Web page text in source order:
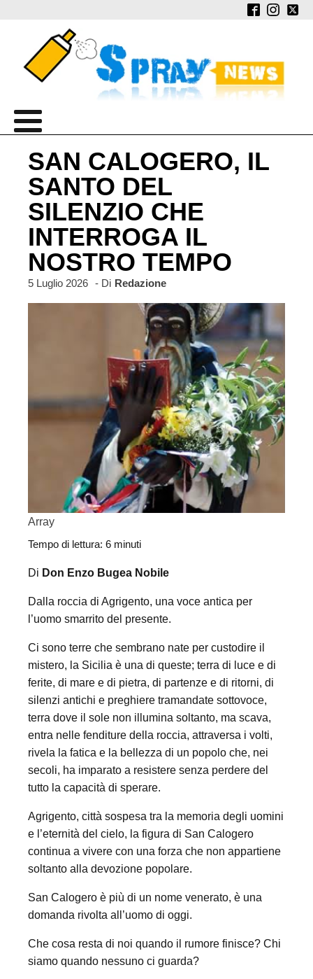
SAN CALOGERO, IL
SANTO DEL
SILENZIO CHE
INTERROGA IL
NOSTRO TEMPO
5 Luglio 2026 - Di Redazione
Array
Tempo di lettura: 6 minuti
Di Don Enzo Bugea Nobile
Dalla roccia di Agrigento, una voce antica per
l’uomo smarrito del presente.
Ci sono terre che sembrano nate per custodire il
mistero, la Sicilia è una di queste; terra di luce e di
ferite, di mare e di pietra, di partenze e di ritorni, di
silenzi antichi e preghiere tramandate sottovoce,
terra dove il sole non illumina soltanto, ma scava,
entra nelle fenditure della roccia, attraversa i volti,
rivela la fatica e la bellezza di un popolo che, nei
secoli, ha imparato a resistere senza perdere del
tutto la capacità di sperare.
Agrigento, città sospesa tra la memoria degli uomini
e l’eternità del cielo, la figura di San Calogero
continua a vivere con una forza che non appartiene
soltanto alla devozione popolare.
San Calogero è più di un nome venerato, è una
domanda rivolta all’uomo di oggi.
Che cosa resta di noi quando il rumore finisce? Chi
siamo quando nessuno ci guarda?